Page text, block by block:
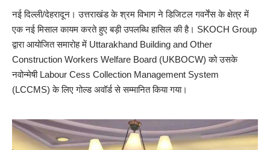
नई दिल्ली/देहरादून। उत्तराखंड के श्रम विभाग ने डिजिटल गवर्नेंस के क्षेत्र में
एक नई मिसाल कायम करते हुए बड़ी उपलब्धि हासिल की है। SKOCH Group
द्वारा आयोजित समारोह में Uttarakhand Building and Other
Construction Workers Welfare Board (UKBOCW) को उसके
नवोन्मेषी Labour Cess Collection Management System
(LCCMS) के लिए गोल्ड अवॉर्ड से सम्मानित किया गया।